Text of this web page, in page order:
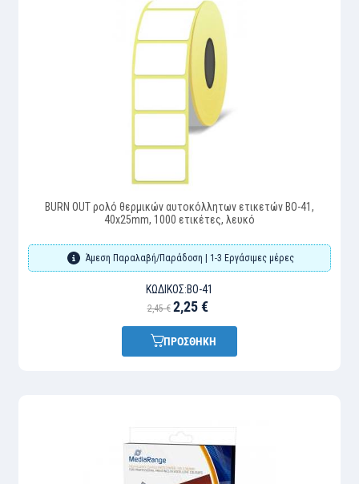
BURN OUT ρολό θερμικών αυτοκόλλητων ετικετών BO-41,
40x25mm, 1000 ετικέτες, λευκό
Άμεση Παραλαβή/Παράδοση | 1-3 Εργάσιμες μέρες
ΚΩΔΙΚΌΣ:BO-41
2,45 € 2,25 €
ΠΡΟΣΘΗΚΗ